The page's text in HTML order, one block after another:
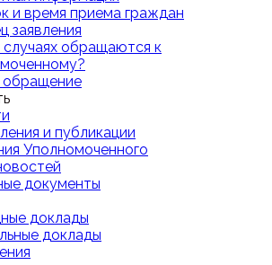
и время приема граждан
заявления
случаях обращаются к
обращение
и публикации
Уполномоченного
документы
доклады
доклады